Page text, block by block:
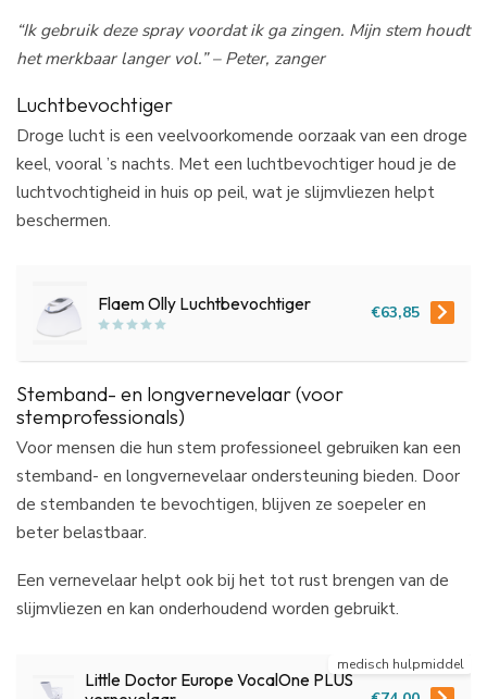
“Ik gebruik deze spray voordat ik ga zingen. Mijn stem houdt
het merkbaar langer vol.” – Peter, zanger
Luchtbevochtiger
Droge lucht is een veelvoorkomende oorzaak van een droge
keel, vooral ’s nachts. Met een luchtbevochtiger houd je de
luchtvochtigheid in huis op peil, wat je slijmvliezen helpt
beschermen.
Flaem Olly Luchtbevochtiger €63,85
Stemband- en longvernevelaar (voor
stemprofessionals)
Voor mensen die hun stem professioneel gebruiken kan een
stemband- en longvernevelaar ondersteuning bieden. Door
de stembanden te bevochtigen, blijven ze soepeler en
beter belastbaar.
Een vernevelaar helpt ook bij het tot rust brengen van de
slijmvliezen en kan onderhoudend worden gebruikt.
Little Doctor Europe VocalOne PLUS
medisch hulpmiddel